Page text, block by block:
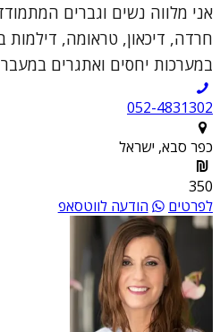
אני מלווה נשים וגברים
חרדה, דיכאון, טראומה,
במערכות יחסים ואתגרים
052-4831302
כפר סבא, ישראל
350
לפרטים
הודעה לווטסאפ